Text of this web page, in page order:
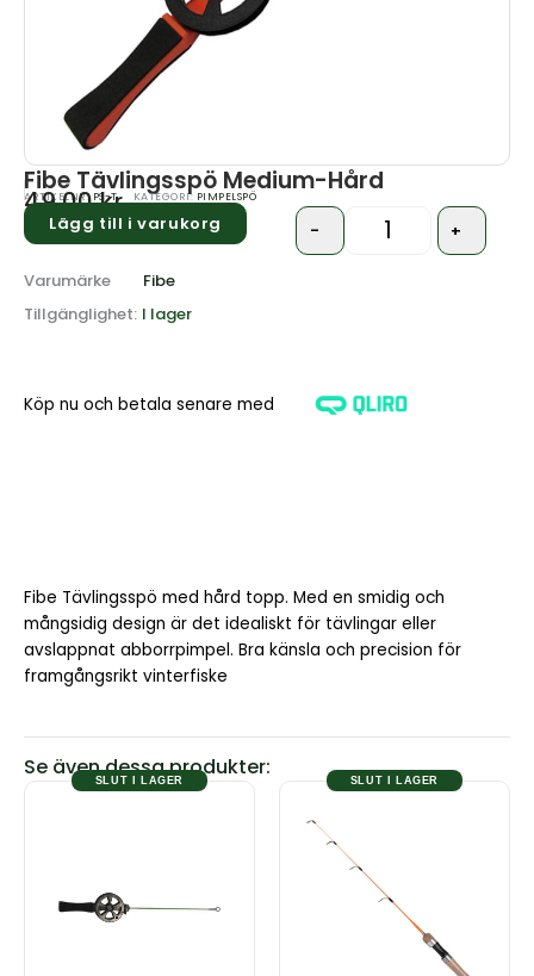
Fibe Tävlingsspö Medium-Hård
ARTIKELNR:PS-T KATEGORI: PIMPELSPÖ
49.00kr
Quantity
- +
Lägg till i varukorg
Varumärke
Fibe
Tillgänglighet: I lager
Köp nu och betala senare med
Fibe Tävlingsspö med hård topp. Med en smidig och
mångsidig design är det idealiskt för tävlingar eller
avslappnat abborrpimpel. Bra känsla och precision för
framgångsrikt vinterfiske
Se även dessa produkter:
SLUT I LAGER SLUT I LAGER